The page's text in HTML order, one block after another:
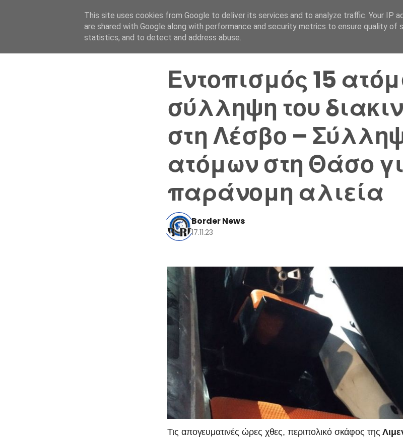
Αρχική Σελίδα
Εντοπισμός 15
σύλληψη του
στη Λέσβο –
ατόμων στη Θάσο
παράνομη αλιεία
Border News
17.11.23
Τις απογευματινές ώρες χθες, περιπολικό σκάφος της
This site uses cookies from Google to deliver its services and to analyze traffic. Your IP
are shared with Google along with performance and security metrics to ensure quality of
statistics, and to detect and address abuse.